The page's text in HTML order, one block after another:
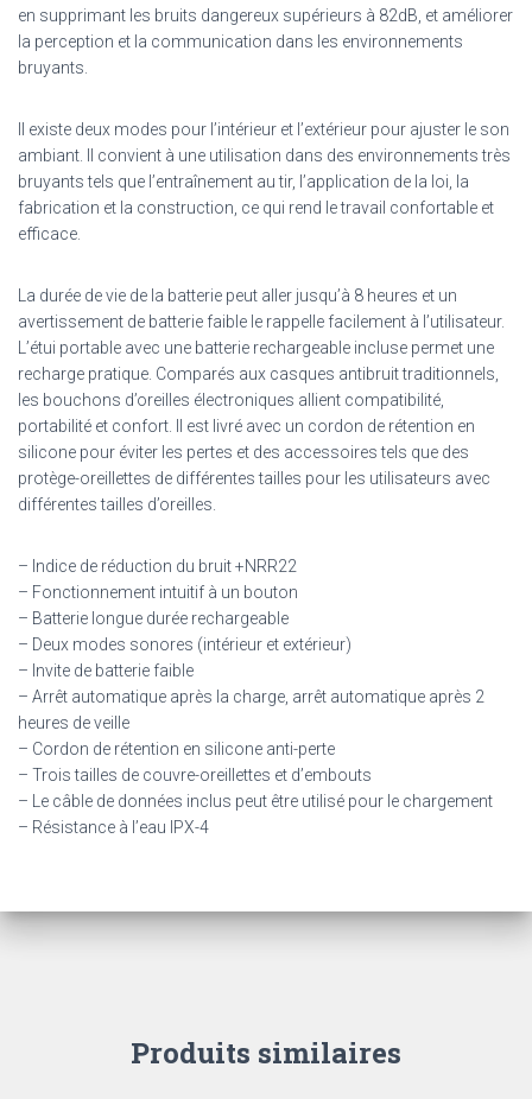
en supprimant les bruits dangereux supérieurs à 82dB, et améliorer
la perception et la communication dans les environnements
bruyants.
Il existe deux modes pour l’intérieur et l’extérieur pour ajuster le son
ambiant. Il convient à une utilisation dans des environnements très
bruyants tels que l’entraînement au tir, l’application de la loi, la
fabrication et la construction, ce qui rend le travail confortable et
efficace.
La durée de vie de la batterie peut aller jusqu’à 8 heures et un
avertissement de batterie faible le rappelle facilement à l’utilisateur.
L’étui portable avec une batterie rechargeable incluse permet une
recharge pratique. Comparés aux casques antibruit traditionnels,
les bouchons d’oreilles électroniques allient compatibilité,
portabilité et confort. Il est livré avec un cordon de rétention en
silicone pour éviter les pertes et des accessoires tels que des
protège-oreillettes de différentes tailles pour les utilisateurs avec
différentes tailles d’oreilles.
– Indice de réduction du bruit +NRR22
– Fonctionnement intuitif à un bouton
– Batterie longue durée rechargeable
– Deux modes sonores (intérieur et extérieur)
– Invite de batterie faible
– Arrêt automatique après la charge, arrêt automatique après 2
heures de veille
– Cordon de rétention en silicone anti-perte
– Trois tailles de couvre-oreillettes et d’embouts
– Le câble de données inclus peut être utilisé pour le chargement
– Résistance à l’eau IPX-4
Produits similaires